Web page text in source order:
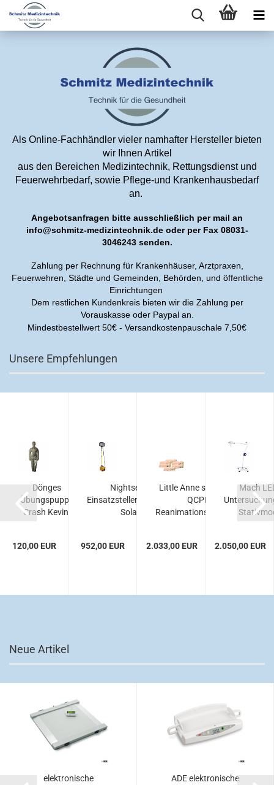
Als Online-Fachhändler vieler namhafter Hersteller bieten
wir Ihnen Artikel
aus den Bereichen Medizintechnik, Rettungsdienst und
Feuerwehrbedarf, sowie Pflege-und Krankenhausbedarf
an.
Angebotsanfragen bitte ausschließlich per mail an
info@schmitz-medizintechnik.de oder per Fax 08031-
3046243 senden.
Zahlung per Rechnung für Krankenhäuser, Arztpraxen,
Feuerwehren, Städte und Gemeinden, Behörden, und öffentliche
Einrichtungen
Dem restlichen Kundenkreis bieten wir die Zahlung per
Vorauskasse oder Paypal an.
Mindestbestellwert 50€ - Versandkostenpauschale 7,50€
Unsere Empfehlungen
Dönges
Übungspuppe
Crash Kevin,
120,00 EUR
Nightsearcher
Einsatzstellenbeleuchtung
Solaris...
952,00 EUR
Little Anne stapelbar
QCPR
Reanimationspuppe,...
2.033,00 EUR
Mach
2.050,00 EUR
Neue Artikel
elektronische
ADE elektronische